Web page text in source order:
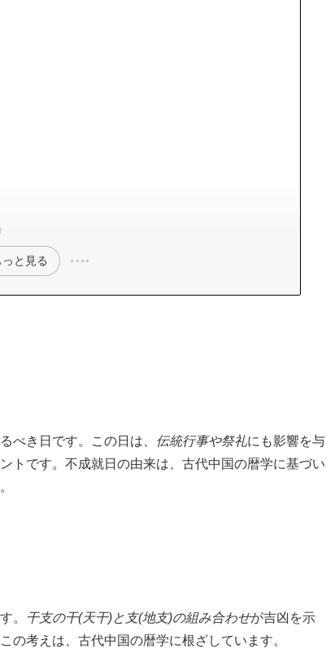
っと見る
べき日です。この日は、 伝統行事や祭礼にも影響を与
トです。不成就日の由来は、古代中国の暦学に基づい
。 干支の干(天干)と支(地支)の組み合わせが吉凶を示
の考えは、古代中国の暦学に根ざしています。